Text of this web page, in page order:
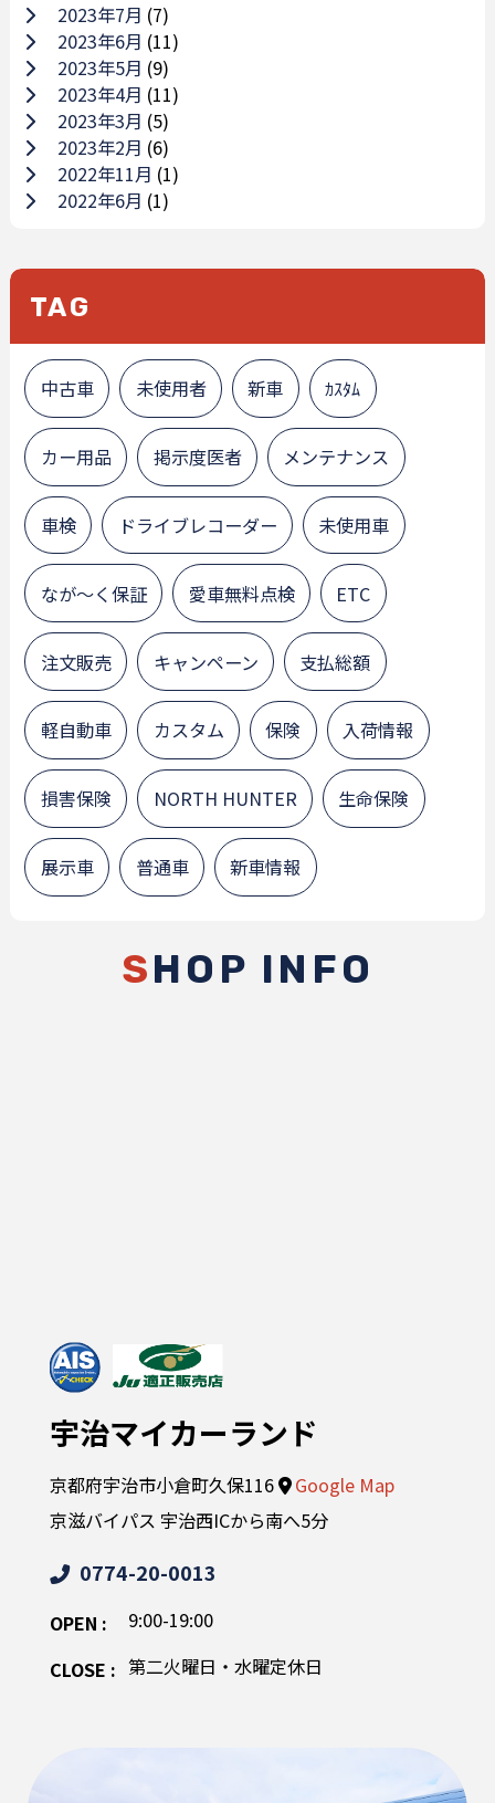
2023年7月 (7)
2023年6月 (11)
2023年5月 (9)
2023年4月 (11)
2023年3月 (5)
2023年2月 (6)
2022年11月 (1)
2022年6月 (1)
TAG
中古車 未使用者 新車 ｶｽﾀﾑ
カー用品 掲示度医者 メンテナンス
車検 ドライブレコーダー 未使用車
なが～く保証 愛車無料点検 ETC
注文販売 キャンペーン 支払総額
軽自動車 カスタム 保険 入荷情報
損害保険 NORTH HUNTER 生命保険
展示車 普通車 新車情報
SHOP INFO
宇治マイカーランド
京都府宇治市小倉町久保116
Google Map
京滋バイパス 宇治西ICから南へ5分
0774-20-0013
OPEN :
9:00-19:00
CLOSE : 第二火曜日・水曜定休日